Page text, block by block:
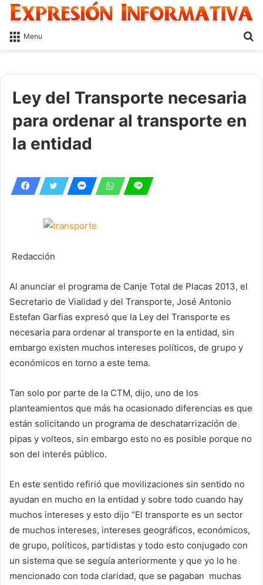
Menu
Ley del Transporte necesaria
para ordenar al transporte en
la entidad
Redacción
Al anunciar el programa de Canje Total de Placas 2013, el
Secretario de Vialidad y del Transporte, José Antonio
Estefan Garfias expresó que la Ley del Transporte es
necesaria para ordenar al transporte en la entidad, sin
embargo existen muchos intereses políticos, de grupo y
económicos en torno a este tema.
Tan solo por parte de la CTM, dijo, uno de los
planteamientos que más ha ocasionado diferencias es que
están solicitando un programa de deschatarrización de
pipas y volteos, sin embargo esto no es posible porque no
son del interés público.
En este sentido refirió que movilizaciones sin sentido no
ayudan en mucho en la entidad y sobre todo cuando hay
muchos intereses y esto dijo “El transporte es un sector
de muchos intereses, intereses geográficos, económicos,
de grupo, políticos, partidistas y todo esto conjugado con
un sistema que se seguía anteriormente y que yo lo he
mencionado con toda claridad, que se pagaban muchas